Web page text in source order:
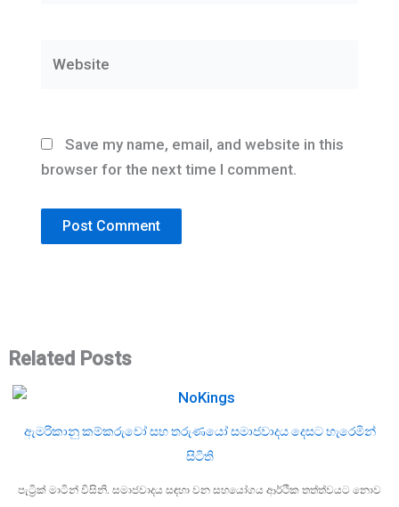
Save my name, email, and website in this
browser for the next time I comment.
Related Posts
ඇමරිකානු කම්කරුවෝ සහ තරුණයෝ සමාජවාදය දෙසට හැරෙමින්
සිටිති
පැට්‍රික් මාටින් විසිනි. සමාජවාදය සඳහා වන සහයෝගය ආර්ථික තත්ත්වයට නොව